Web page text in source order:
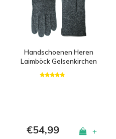
Handschoenen Heren
Laimböck Gelsenkirchen
€54,99 +